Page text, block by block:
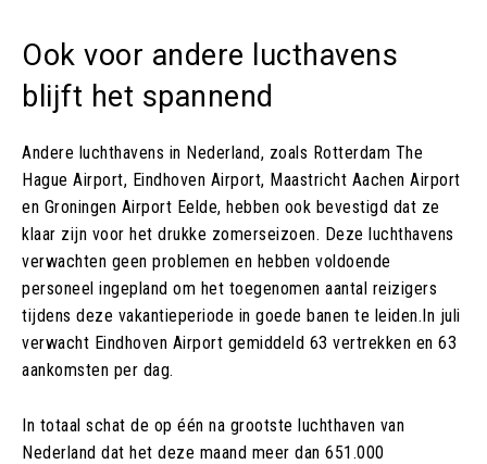
Ook voor andere lucthavens
blijft het spannend
Andere luchthavens in Nederland, zoals Rotterdam The
Hague Airport, Eindhoven Airport, Maastricht Aachen Airport
en Groningen Airport Eelde, hebben ook bevestigd dat ze
klaar zijn voor het drukke zomerseizoen. Deze luchthavens
verwachten geen problemen en hebben voldoende
personeel ingepland om het toegenomen aantal reizigers
tijdens deze vakantieperiode in goede banen te leiden.In juli
verwacht Eindhoven Airport gemiddeld 63 vertrekken en 63
aankomsten per dag.
In totaal schat de op één na grootste luchthaven van
Nederland dat het deze maand meer dan 651.000